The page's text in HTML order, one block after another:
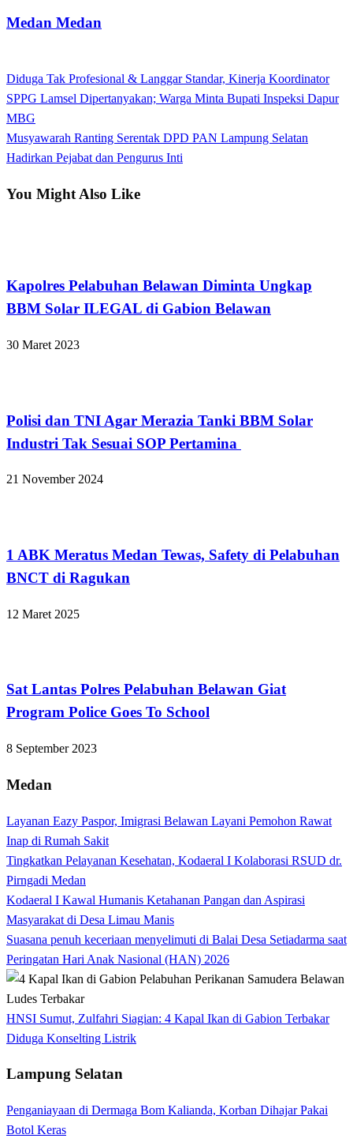
Medan Medan
Navigasi
pos
Previous
Post
Diduga Tak Profesional & Langgar Standar, Kinerja Koordinator
SPPG Lamsel Dipertanyakan; Warga Minta Bupati Inspeksi Dapur
MBG
Next
Post
Musyawarah Ranting Serentak DPD PAN Lampung Selatan
Hadirkan Pejabat dan Pengurus Inti
You Might Also Like
Kapolres Pelabuhan Belawan Diminta Ungkap
BBM Solar ILEGAL di Gabion Belawan
30 Maret 2023
Polisi dan TNI Agar Merazia Tanki BBM Solar
Industri Tak Sesuai SOP Pertamina
21 November 2024
1 ABK Meratus Medan Tewas, Safety di Pelabuhan
BNCT di Ragukan
12 Maret 2025
Sat Lantas Polres Pelabuhan Belawan Giat
Program Police Goes To School
8 September 2023
Medan
Layanan Eazy Paspor, Imigrasi Belawan Layani Pemohon Rawat
Inap di Rumah Sakit
Tingkatkan Pelayanan Kesehatan, Kodaeral I Kolaborasi RSUD dr.
Pirngadi Medan‎
Kodaeral I Kawal Humanis Ketahanan Pangan dan Aspirasi
Masyarakat di Desa Limau Manis
Suasana penuh keceriaan menyelimuti di Balai Desa Setiadarma saat
Peringatan Hari Anak Nasional (HAN) 2026
HNSI Sumut, Zulfahri Siagian: 4 Kapal Ikan di Gabion Terbakar
Diduga Konselting Listrik
Lampung Selatan
Penganiayaan di Dermaga Bom Kalianda, Korban Dihajar Pakai
Botol Keras